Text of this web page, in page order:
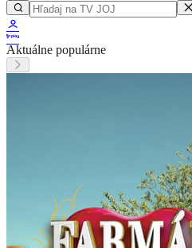
Aktuálne populárne